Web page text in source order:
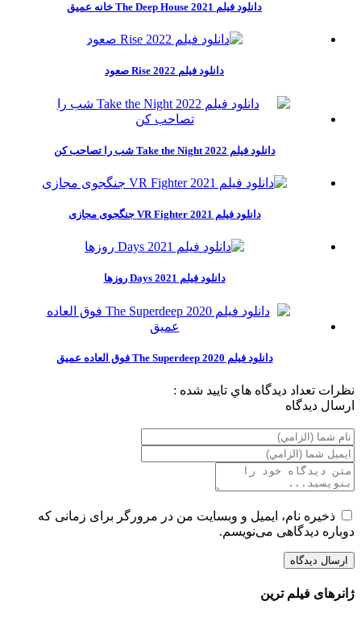
دانلود فیلم The Deep House 2021 خانه عمیق
دانلود فیلم Rise 2022 صعود
دانلود فیلم Take the Night 2022 شب را تصاحب کن
دانلود فیلم VR Fighter 2021 جنگجوی مجازی
دانلود فیلم Days 2021 روزها
دانلود فیلم The Superdeep 2020 فوق العاده عمیق
نظرات تعداد ديدگاه هاي تاييد شده :
ارسال ديدگاه
ذخیره نام، ایمیل و وبسایت من در مرورگر برای زمانی که
دوباره دیدگاهی می‌نویسم.
ژانرهای فیلم ترین